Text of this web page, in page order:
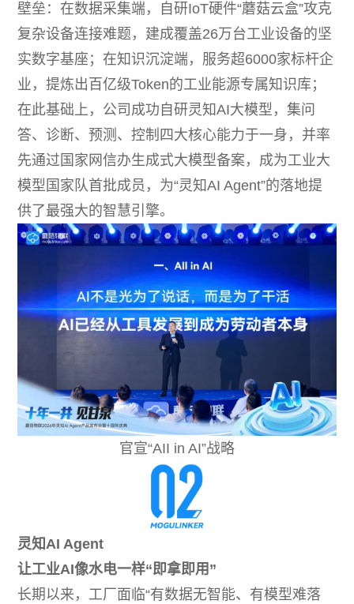
壁垒：在数据采集端，自研IoT硬件“蘑菇云盒”攻克
复杂设备连接难题，建成覆盖26万台工业设备的坚
实数字基座；在知识沉淀端，服务超6000家标杆企
业，提炼出百亿级Token的工业能源专属知识库；
在此基础上，公司成功自研灵知AI大模型，集问
答、诊断、预测、控制四大核心能力于一身，并率
先通过国家网信办生成式大模型备案，成为工业大
模型国家队首批成员，为“灵知AI Agent”的落地提
供了最强大的智慧引擎。
官宣“AII in AI”战略
灵知AI Agent
让工业AI像水电一样“即拿即用”
长期以来，工厂面临“有数据无智能、有模型难落